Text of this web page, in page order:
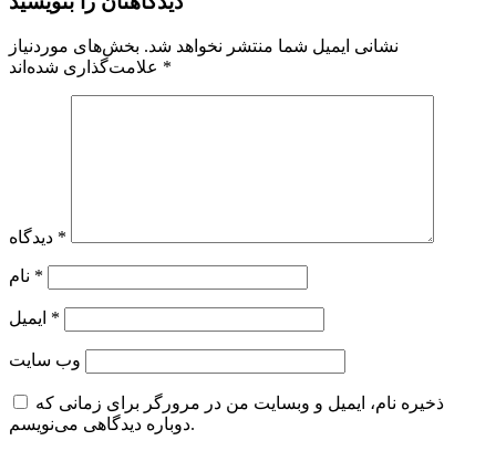
نشانی ایمیل شما منتشر نخواهد شد. بخش‌های موردنیاز
*
*
*
*
وب‌ سایت
ذخیره نام، ایمیل و وبسایت من در مرورگر برای زمانی که
دوباره دیدگاهی می‌نویسم.